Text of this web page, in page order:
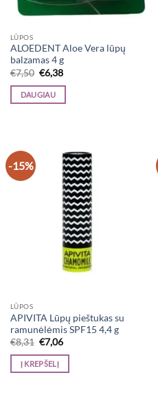
LŪPOS
ALOEDENT Aloe Vera lūpų
balzamas 4 g
€7,50 Original
price
was:
€7,50.
€6,38Current
is:
DAUGIAU
-15%
LŪPOS
APIVITA Lūpų pieštukas su
ramunėlėmis SPF15 4,4 g
€8,31 Original
price
was:
€8,31.
€7,06Current
is:
Į KREPŠELĮ